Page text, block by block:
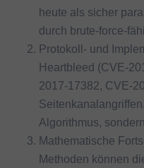
heute als sicher
durch brute-force-
Protokoll- und
Heartbleed (CVE-
2017-17382, CVE-
Algorithmus,
Mathematische
Methoden können